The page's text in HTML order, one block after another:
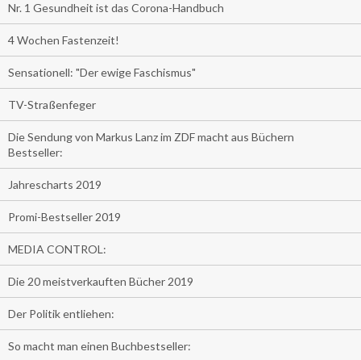
Nr. 1 Gesundheit ist das Corona-Handbuch
4 Wochen Fastenzeit!
Sensationell: "Der ewige Faschismus"
TV-Straßenfeger
Die Sendung von Markus Lanz im ZDF macht aus Büchern
Bestseller:
Jahrescharts 2019
Promi-Bestseller 2019
MEDIA CONTROL:
Die 20 meistverkauften Bücher 2019
Der Politik entliehen:
So macht man einen Buchbestseller: